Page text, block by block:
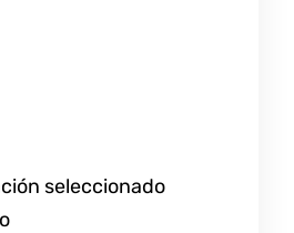
seleccionado